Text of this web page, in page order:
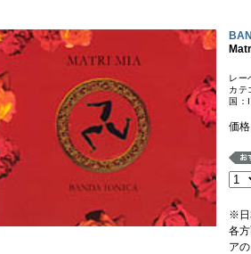
レー
カテ
国
価
※日
各
ア